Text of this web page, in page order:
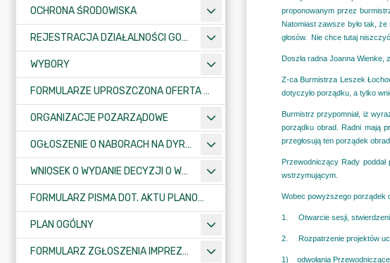
OCHRONA ŚRODOWISKA
REJESTRACJA DZIAŁALNOŚCI GOSPODARCZEJ
WYBORY
FORMULARZE UPROSZCZONA OFERTA WYKONANIA ZADANIA PUBLICZNEGO
ORGANIZACJE POZARZĄDOWE
OGŁOSZENIE O NABORACH NA DYREKTORÓW PLACÓWEK OŚWIATOWYCH
WNIOSEK O WYDANIE DECYZJI O WARUNKACH ZABUDOWY/O USTALENIE INWESTYCJI CELU PUBLICZNEGO
FORMULARZ PISMA DOT. AKTU PLANOWANIA PRZESTRZENNEGO
PLAN OGÓLNY
FORMULARZ ZGŁOSZENIA IMPREZY SPORTOWO-REKREACYJNEJ, ARTYSTYCZNEJ LUB ROZRYWKOWEJ